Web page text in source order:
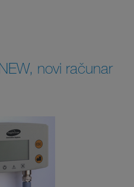
novi računar